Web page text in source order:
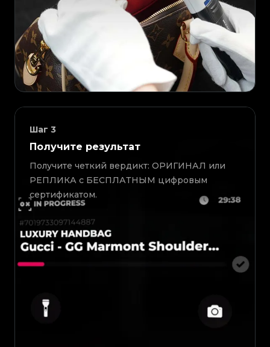
Шаг 3
Получите результат
Получите четкий вердикт: ОРИГИНАЛ или
РЕПЛИКА с БЕСПЛАТНЫМ цифровым
сертификатом.